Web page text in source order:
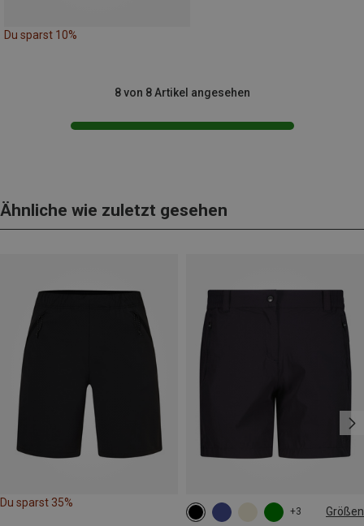
Du sparst 10%
8 von 8 Artikel angesehen
Ähnliche wie zuletzt gesehen
Du sparst 35%
+3 Größen
XXS M L